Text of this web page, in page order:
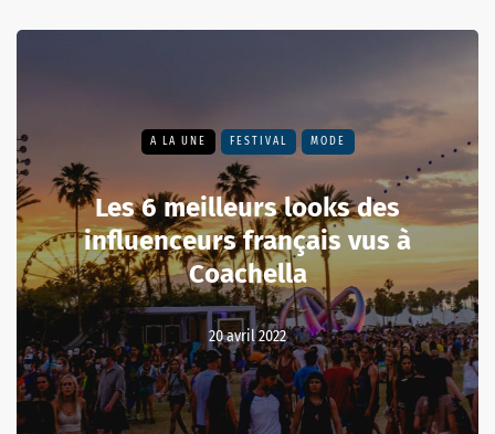
A LA UNE FESTIVAL MODE
Les 6 meilleurs looks des
influenceurs français vus à
Coachella
20 avril 2022